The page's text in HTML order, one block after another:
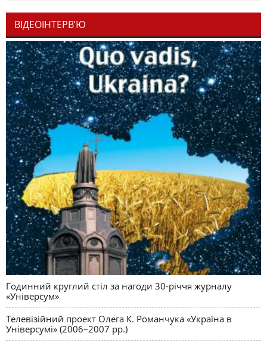
ВІДЕОІНТЕРВ’Ю
Годинний круглий стіл за нагоди 30-річчя журналу
«Універсум»
Телевізійний проект Олега К. Романчука «Україна в
Універсумі» (2006–2007 рр.)